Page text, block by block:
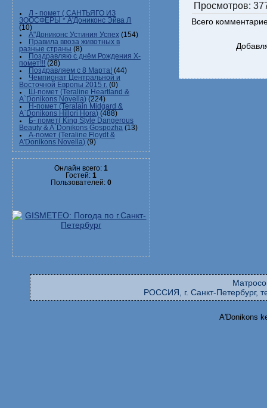
Л - помет ( САНТЬЯГО ИЗ
ЗООСФЕРЫ * А'Дониконс Эйва Л
(10)
А"Дониконс Устиния Успех (154)
Правила ввоза животных в
разные страны (8)
Поздравляю с днём Рождения Х-
помет!!! (28)
Поздравляем с 8 Марта! (44)
Чемпионат Центральной и
Восточной Европы 2015 г. (0)
Ш-помет (Teraline Heartland &
A`Donikons Novella) (224)
Н-помет (Teralain Midgard &
A`Donikons Hillori Hora) (488)
Б- помет( King Style Dangerous
Beauty & A`Donikons Gospozha (13)
А-помет (Teraline Floydt &
A'Donikons Novella) (9)
Онлайн всего: 1
Гостей: 1
Пользователей: 0
Просмотров:
Всего
РОССИЯ, г. Санкт-Петербург,
A'Donikons